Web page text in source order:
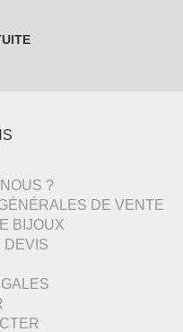
?
DE VENTE
BIJOUX
DEVIS